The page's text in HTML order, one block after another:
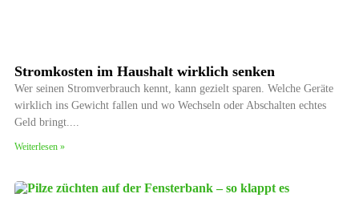
Stromkosten im Haushalt wirklich senken
Wer seinen Stromverbrauch kennt, kann gezielt sparen. Welche Geräte
wirklich ins Gewicht fallen und wo Wechseln oder Abschalten echtes
Geld bringt.
Weiterlesen »